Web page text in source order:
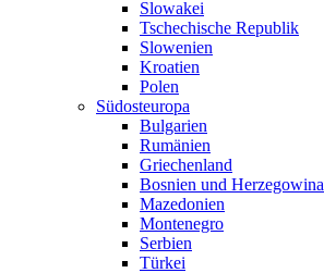
Slowakei
Tschechische Republik
Slowenien
Kroatien
Polen
Südosteuropa
Bulgarien
Rumänien
Griechenland
Bosnien und Herzegowina
Mazedonien
Montenegro
Serbien
Türkei